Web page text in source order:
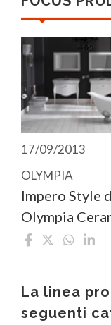
17/09/2013
OLYMPIA
Impero Style
Olympia
La linea
seguenti